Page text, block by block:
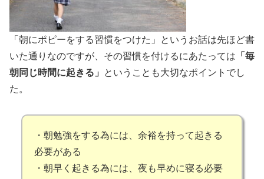
「朝にポピーをする習慣をつけた」というお話は先ほど書
いた通りなのですが、その習慣を付けるにあたっては 「毎
朝同じ時間に起きる」
ということも大切なポイントでし
た。
・朝勉強をする為には、余裕を持って起きる
必要がある
・朝早く起きる為には、夜も早めに寝る必要